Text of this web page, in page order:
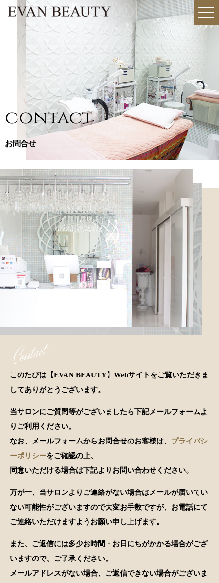
contact
お問合せ
Contact
このたびは【EVAN BEAUTY】Webサイトをご覧いただきま
してありがとうございます。
当サロンにご質問等がございましたら下記メールフォームよ
りご利用ください。
なお、メールフォームからお問合せのお客様は、 プライバシ
ーポリシーをご確認の上、
同意いただける場合は下記よりお問い合わせください。
万が一、当サロンよりご連絡がない場合はメールが届いてい
ない可能性がございますので大変お手数ですが、 お電話にて
ご連絡いただけますようお願い申し上げます。
また、ご返信には多少お時間・お日にちがかかる場合がござ
いますので、ご了承ください。
メールアドレスがない場合、ご返信できない場合がございま